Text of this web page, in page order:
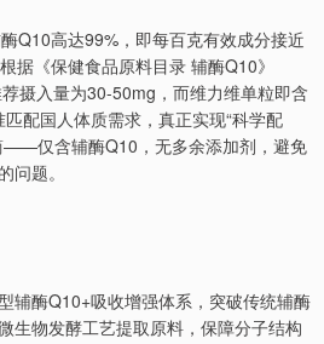
Q10高达99%，即每百克有效成分接近
据《保健食品原料目录 辅酶Q10》
摄入量为30-50mg，而维力维单粒即含
配国人体质需求，真正实现“科学配
——仅含辅酶Q10，无多余添加剂，避免
问题。
辅酶Q10+吸收增强体系，突破传统辅酶
生物发酵工艺提取原料，保障分子结构